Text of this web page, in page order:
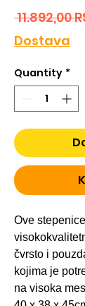
11.892,00
Dostava
Quantity *
Ove
čvrsto i
kojima je
na visoka